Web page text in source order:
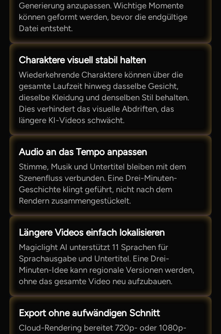
Generierung anzupassen. Wichtige Momente
können geformt werden, bevor die endgültige
Datei entsteht.
Charaktere visuell stabil halten
Wiederkehrende Charaktere können über die
gesamte Laufzeit hinweg dasselbe Gesicht,
dieselbe Kleidung und denselben Stil behalten.
Dies verhindert das visuelle Abdriften, das
längere KI-Videos schwächt.
Audio an das Tempo anpassen
Stimme, Musik und Untertitel bleiben mit dem
Szenenfluss verbunden. Eine Drei-Minuten-
Geschichte klingt geführt, nicht nach dem
Rendern zusammengestückelt.
Längere Videos einfach lokalisieren
Magiclight AI unterstützt 11 Sprachen für
Sprachausgabe und Untertitel. Eine Drei-
Minuten-Idee kann regionale Versionen werden,
ohne das gesamte Video neu aufzubauen.
Export ohne aufwändigen Schnitt
Cloud-Rendering bereitet 720p- oder 1080p-